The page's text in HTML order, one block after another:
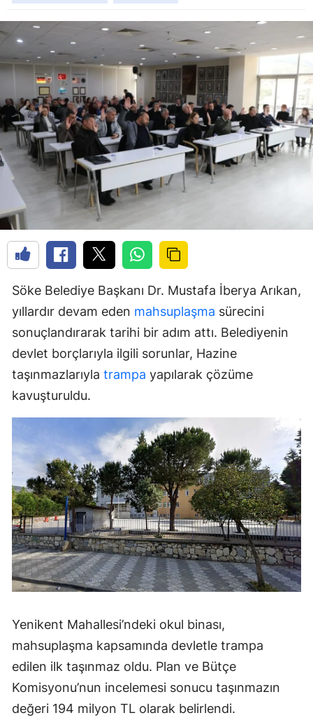
Söke Belediye Başkanı Dr. Mustafa İberya Arıkan,
yıllardır devam eden mahsuplaşma sürecini
sonuçlandırarak tarihi bir adım attı. Belediyenin
devlet borçlarıyla ilgili sorunlar, Hazine
taşınmazlarıyla trampa yapılarak çözüme
kavuşturuldu.
Yenikent Mahallesi’ndeki okul binası,
mahsuplaşma kapsamında devletle trampa
edilen ilk taşınmaz oldu. Plan ve Bütçe
Komisyonu’nun incelemesi sonucu taşınmazın
değeri 194 milyon TL olarak belirlendi.